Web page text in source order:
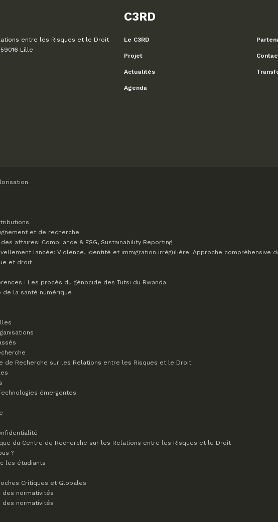
entre les Risques et le Droit
Lille
C3RD
Le C3RD
Projet
Actualités
Agenda
et de recherche
affaires: Compliance & ESG, Sustainability Reporting
lancée: Violence, identité et immigration irrégulière. Approche compréhensive
et droit
: Les procès du génocide des Tutsi du Rwanda
de la santé numérique
de Recherche sur les Relations entre les Risques et le Droit
émergentes
du Centre de Recherche sur les Relations entre les Risques et le Droit
?
les étudiants
Critiques et Globales
des normativités
des normativités